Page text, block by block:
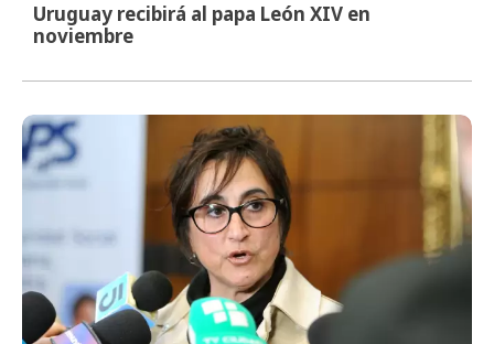
Uruguay recibirá al papa León XIV en
noviembre